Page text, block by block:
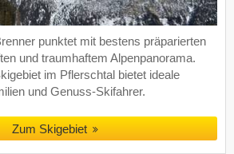
punktet mit bestens präparierten
und traumhaftem Alpenpanorama.
im Pflerschtal bietet ideale
und Genuss-Skifahrer.
Zum Skigebiet